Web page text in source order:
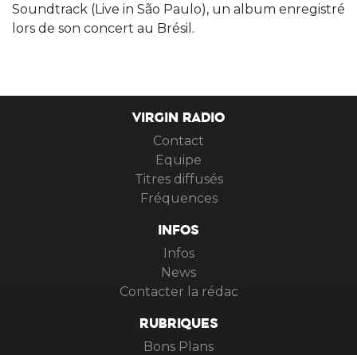
Soundtrack (Live in São Paulo), un album enregistré
lors de son concert au Brésil.
VIRGIN RADIO
Contact
Equipe
Titres diffusés
Fréquences
INFOS
Infos
News
Contacter la rédac
RUBRIQUES
Bons Plans